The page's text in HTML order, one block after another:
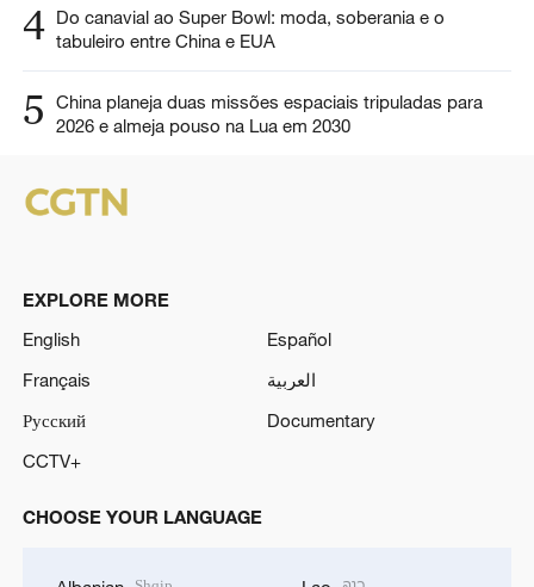
4 Do canavial ao Super Bowl: moda, soberania e o
tabuleiro entre China e EUA
5
China planeja duas missões espaciais tripuladas para
2026 e almeja pouso na Lua em 2030
EXPLORE MORE
English
Español
Français
العربية
Русский
Documentary
CCTV+
CHOOSE YOUR LANGUAGE